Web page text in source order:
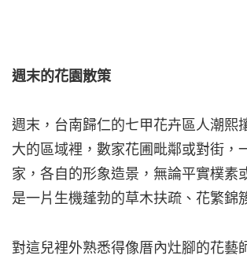
週末的花園散策
週末，台南歸仁的七甲花卉區人潮熙
大的區域裡，數家花圃毗鄰或對街，
家，各自的形象造景，無論平實樸素
是一片生機蓬勃的草木扶疏、花繁錦
對這兒裡外熟悉得像厝內灶腳的花藝